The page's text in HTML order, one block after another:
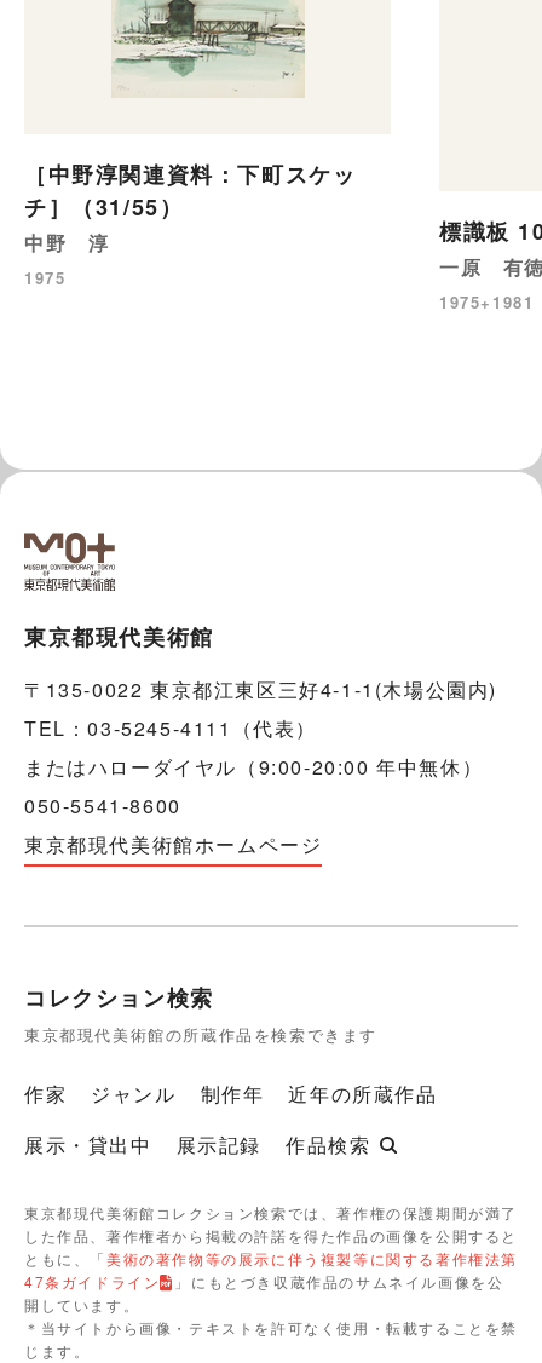
［中野淳関連資料：下町スケッ
チ］（31/55）
中野 淳
1975
標識板
一原 有
1975+1981
東京都現代美術館
〒135-0022 東京都江東区三好4-1-1(木場公園内)
TEL：03-5245-4111（代表）
またはハローダイヤル（9:00-20:00 年中無休）
050-5541-8600
東京都現代美術館ホームページ
コレクション検索
東京都現代美術館の所蔵作品を検索できます
作家 ジャンル 制作年
近年の所蔵作品
展示・貸出中
展示記録 作品検索
東京都現代美術館コレクション検索では、著作権の保護期間が満了
した作品、著作権者から掲載の許諾を得た作品の画像を公開すると
ともに、「美術の著作物等の展示に伴う複製等に関する著作権法第
47条ガイドライン
」にもとづき収蔵作品のサムネイル画像を公
開しています。
＊当サイトから画像・テキストを許可なく使用・転載することを禁
じます。